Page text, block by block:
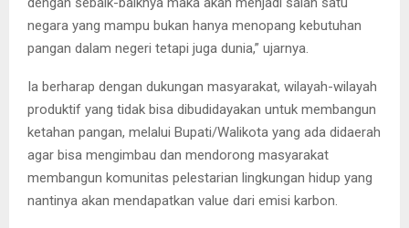
negara yang mampu bukan hanya menopang kebutuhan
pangan dalam negeri tetapi juga dunia,” ujarnya.
Ia berharap dengan dukungan masyarakat, wilayah-wilayah
produktif yang tidak bisa dibudidayakan untuk membangun
ketahan pangan, melalui Bupati/Walikota yang ada didaerah
agar bisa mengimbau dan mendorong masyarakat
membangun komunitas pelestarian lingkungan hidup yang
nantinya akan mendapatkan value dari emisi karbon.